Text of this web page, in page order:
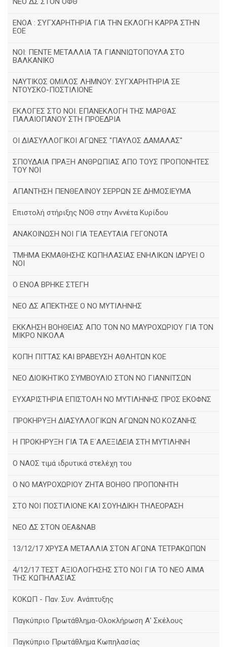
ΕΝΟΑ : ΣΥΓΧΑΡΗΤΗΡΙΑ ΓΙΑ ΤΗΝ ΕΚΛΟΓΗ ΚΑΡΡΑ ΣΤΗΝ
ΕΟΕ
ΝΟΙ: ΠΕΝΤΕ ΜΕΤΑΛΛΙΑ ΤΑ ΓΙΑΝΝΙΩΤΟΠΟΥΛΑ ΣΤΟ
ΒΑΛΚΑΝΙΚΟ
ΝΑΥΤΙΚΟΣ ΟΜΙΛΟΣ ΛΗΜΝΟΥ: ΣΥΓΧΑΡΗΤΗΡΙΑ ΣΕ
ΝΤΟΥΣΚΟ-ΠΟΣΤΙΛΙΟΝΕ
ΕΚΛΟΓΕΣ ΣΤΟ ΝΟΙ. ΕΠΑΝΕΚΛΟΓΗ ΤΗΣ ΜΑΡΘΑΣ
ΠΑΛΑΙΟΠΑΝΟΥ ΣΤΗ ΠΡΟΕΔΡΙΑ
ΟΙ ΔΙΑΣΥΛΛΟΓΙΚΟΙ ΑΓΩΝΕΣ "ΠΑΥΛΟΣ ΔΑΜΑΛΑΣ"
ΣΠΟΥΔΑΙΑ ΠΡΑΞΗ ΑΝΘΡΩΠΙΑΣ ΑΠΟ ΤΟΥΣ ΠΡΟΠΟΝΗΤΕΣ
ΤΟΥ ΝΟΙ
ΑΠΑΝΤΗΣΗ ΠΕΝΘΕΛΙΝΟΥ ΣΕΡΡΩΝ ΣΕ ΔΗΜΟΣΙΕΥΜΑ
Επιστολή στήριξης ΝΟΘ στην Αννέτα Κυρίδου
ΑΝΑΚΟΙΝΩΣΗ ΝΟΙ ΓΙΑ ΤΕΛΕΥΤΑΙΑ ΓΕΓΟΝΟΤΑ
ΤΜΗΜΑ ΕΚΜΑΘΗΣΗΣ ΚΩΠΗΛΑΣΙΑΣ ΕΝΗΛΙΚΩΝ ΙΔΡΥΕΙ Ο
ΝΟΙ
Ο ΕΝΟΑ ΒΡΗΚΕ ΣΤΕΓΗ
ΝΕΟ ΔΣ ΑΠΕΚΤΗΣΕ Ο ΝΟ ΜΥΤΙΛΗΝΗΣ
ΕΚΚΛΗΣΗ ΒΟΗΘΕΙΑΣ ΑΠΟ ΤΟΝ ΝΟ ΜΑΥΡΟΧΩΡΙΟΥ ΓΙΑ ΤΟΝ
ΜΙΚΡΟ ΝΙΚΟΛΑ
ΚΟΠΗ ΠΙΤΤΑΣ ΚΑΙ ΒΡΑΒΕΥΣΗ ΑΘΛΗΤΩΝ ΚΟΕ
ΝΕΟ ΔΙΟΙΚΗΤΙΚΟ ΣΥΜΒΟΥΛΙΟ ΣΤΟΝ ΝΟ ΓΙΑΝΝΙΤΣΩΝ
ΕΥΧΑΡΙΣΤΗΡΙΑ ΕΠΙΣΤΟΛΗ ΝΟ ΜΥΤΙΛΗΝΗΣ ΠΡΟΣ ΕΚΟΦΝΣ
ΠΡΟΚΗΡΥΞΗ ΔΙΑΣΥΛΛΟΓΙΚΩΝ ΑΓΩΝΩΝ ΝΟ.ΚΟΖΑΝΗΣ
Η ΠΡΟΚΗΡΥΞΗ ΓΙΑ ΤΑ Ε΄ΑΛΕΞΙΔΕΙΑ ΣΤΗ ΜΥΤΙΛΗΝΗ
Ο ΝΑΟΣ τιμά ιδρυτικά στελέχη του
Ο ΝΟ ΜΑΥΡΟΧΩΡΙΟΥ ΖΗΤΑ ΒΟΗΘΟ ΠΡΟΠΟΝΗΤΗ
ΣΤΟ ΝΟΙ ΠΟΣΤΙΛΙΟΝΕ ΚΑΙ ΣΟΥΗΔΙΚΗ ΤΗΛΕΟΡΑΣΗ
ΝΕΟ ΔΣ ΣΤΟΝ ΟΕΑ&ΝΑΒ
13/12/17 ΧΡΥΣΑ ΜΕΤΑΛΛΙΑ ΣΤΟΝ ΑΓΩΝΑ ΤΕΤΡΑΚΩΠΩΝ
4/12/17 ΤΕΣΤ ΑΞΙΟΛΟΓΗΣΗΣ ΣΤΟ ΝΟΙ ΓΙΑ ΤΟ ΝΕΟ ΑΙΜΑ
ΤΗΣ ΚΩΠΗΛΑΣΙΑΣ
ΚΟΚΩΠ - Παν. Συν. Ανάπτυξης
Παγκύπριο Πρωτάθλημα-Ολοκλήρωση Α' Σκέλους
Παγκύπριο Πρωτάθλημα Κωπηλασίας